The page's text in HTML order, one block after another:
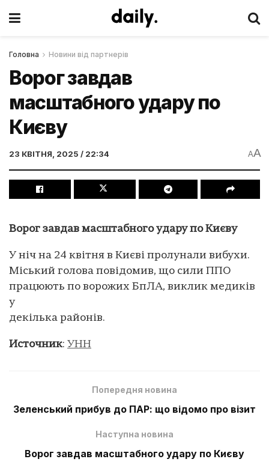
Головна Новини від партнерів
Ворог завдав
масштабного удару по
Києву
23 КВІТНЯ, 2025 / 22:34 AA
Ворог завдав масштабного удару по Києву
У ніч на 24 квітня в Києві пролунали вибухи.
Міський голова повідомив, що сили ППО
працюють по ворожих БпЛА, виклик медиків
у
декілька районів.
Источник: УНН
Попередня новина
Зеленський прибув до ПАР: що відомо про візит
Наступна новина
Ворог завдав масштабного удару по Києву